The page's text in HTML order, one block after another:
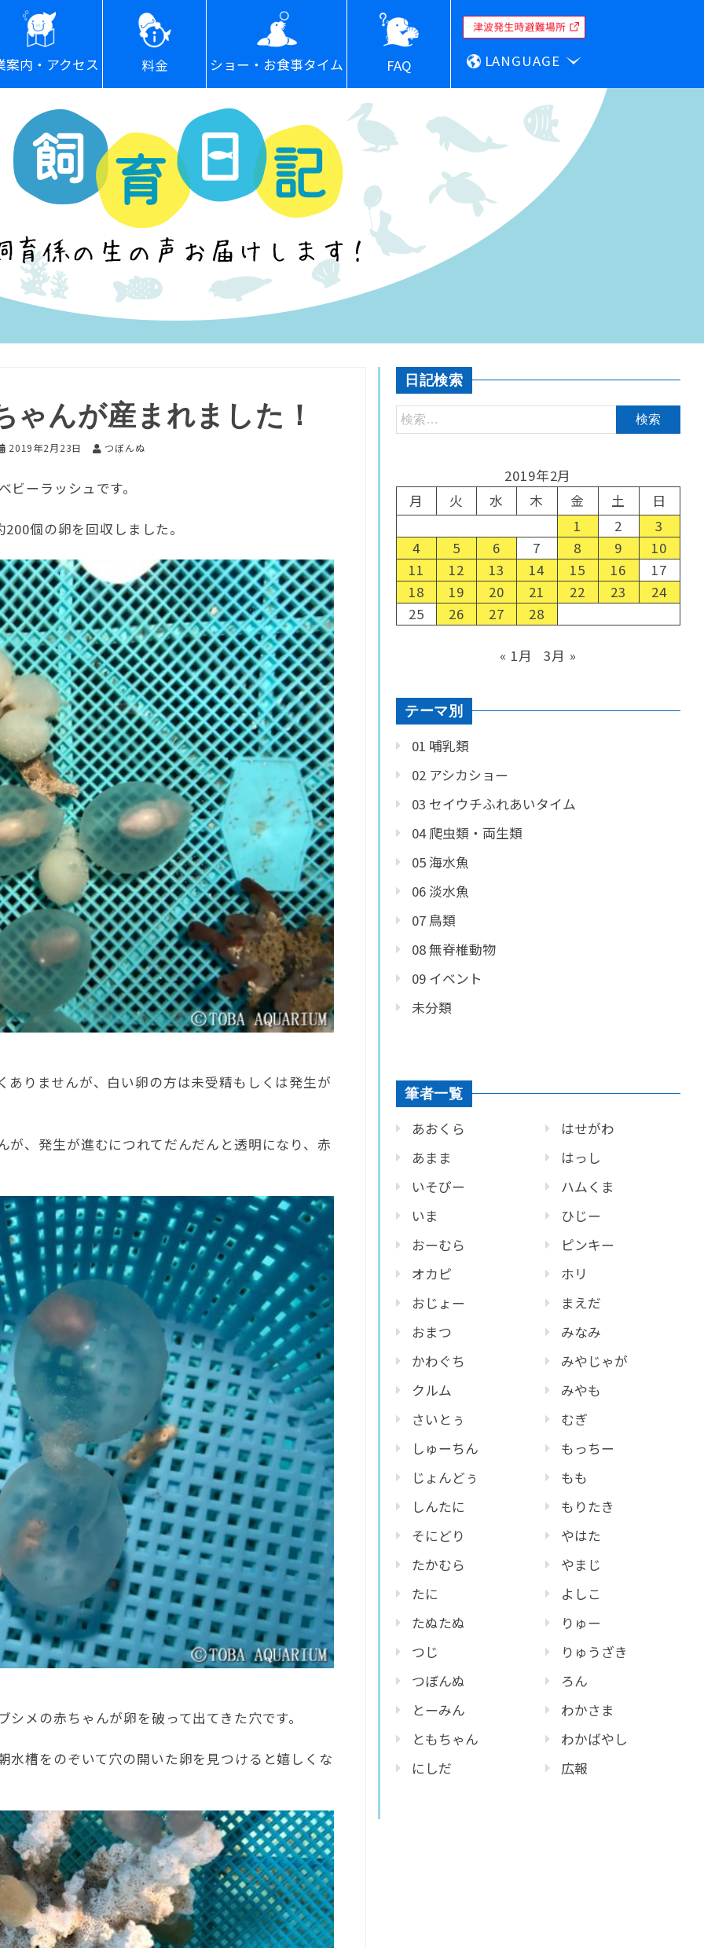
案内・アクセス 料金 ショー・お食事タイム FAQ LANGUAGE
ゃんが産まれました！
2019年2月23日 つぼんぬ
ーラッシュです。
個の卵を回収しました。
りませんが、白い卵の方は未受精もしくは発生が
、発生が進むにつれてだんだんと透明になり、赤
メの赤ちゃんが卵を破って出てきた穴です。
水槽をのぞいて穴の開いた卵を見つけると嬉しくな
日記検索
2019年2月
月
火 水 木 金 土
日
1
2
3
4
5 6 7 8 9
10
11
12 13 14 15 16
17
18
19 20 21 22 23
24
25
26 27 28
« 1月 3月 »
テーマ別
01 哺乳類
02 アシカショー
03 セイウチふれあいタイム
04 爬虫類・両生類
05 海水魚
06 淡水魚
07 鳥類
08 無脊椎動物
09 イベント
未分類
筆者一覧
あおくら
あまま
いそぴー
いま
おーむら
オカピ
おじょー
おまつ
かわぐち
クルム
さいとぅ
しゅーちん
じょんどぅ
しんたに
そにどり
たかむら
たに
たぬたぬ
つじ
つぼんぬ
とーみん
ともちゃん
にしだ
はせがわ
はっし
ハムくま
ひじー
ピンキー
ホリ
まえだ
みなみ
みやじゃが
みやも
むぎ
もっちー
もも
もりたき
やはた
やまじ
よしこ
りゅー
りゅうざき
ろん
わかさま
わかばやし
広報